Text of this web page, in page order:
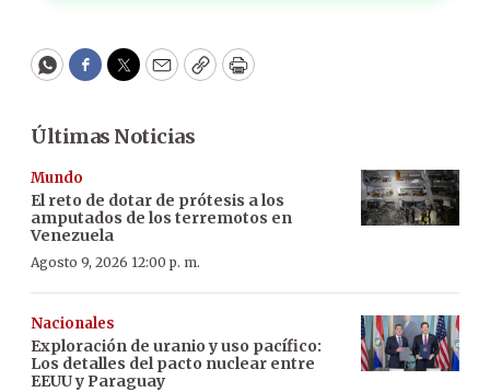
WhatsApp
Facebook
Twitter
EmailCopyPrint
Últimas Noticias
Mundo
El reto de dotar de prótesis a los
amputados de los terremotos en
Venezuela
Agosto 9, 2026 12:00 p. m.
Nacionales
Exploración de uranio y uso pacífico:
Los detalles del pacto nuclear entre
EEUU y Paraguay